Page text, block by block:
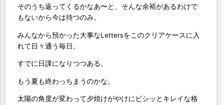
そのうち返ってくるかなあ〜と、そんな余裕があるわけで
もないから今は待つのみ。
みんなから預かった大事なLettersをこのクリアケースに入
れて日々通う毎日。
すでに日課になりつつある。
もう夏も終わっちまうのかな。
太陽の角度が変わって夕焼けがやけにビシッとキレイな格